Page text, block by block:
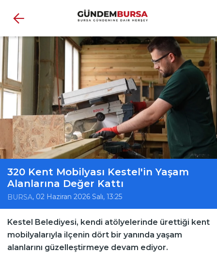
320 Kent Mobilyası Kestel'in Yaşam
Alanlarına Değer Kattı
BURSA, 02 Haziran 2026 Salı, 13:25
Kestel Belediyesi, kendi atölyelerinde ürettiği kent
mobilyalarıyla ilçenin dört bir yanında yaşam
alanlarını güzelleştirmeye devam ediyor.